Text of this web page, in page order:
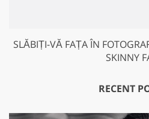
SLĂBIȚI-VĂ FAȚA ÎN
SKINNY
RECENT